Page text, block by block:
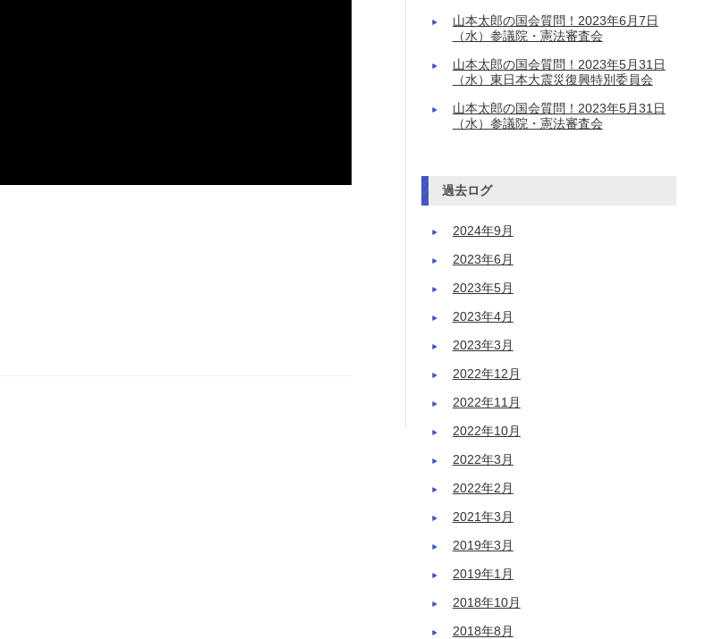
山本太郎の国会質問！2023年6月7日
（水）参議院・憲法審査会
山本太郎の国会質問！2023年5月31日
（水）東日本大震災復興特別委員会
山本太郎の国会質問！2023年5月31日
（水）参議院・憲法審査会
過去ログ
2024年9月
2023年6月
2023年5月
2023年4月
2023年3月
2022年12月
2022年11月
2022年10月
2022年3月
2022年2月
2021年3月
2019年3月
2019年1月
2018年10月
2018年8月